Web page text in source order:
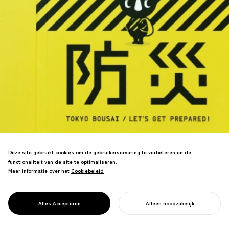
PROJECT
TOKYO BOUSAI
8,03 miljoen exemplaren naar alle
Design Goud, transformeert
veiligheidscultuur.
Deze site gebruikt cookies om de gebruikerservaring te verbeteren en de
functionaliteit van de site te optimaliseren.
Meer informatie over het Cookiebeleid
Cookiebeleid .
Alles Accepteren Alleen noodzakelijk